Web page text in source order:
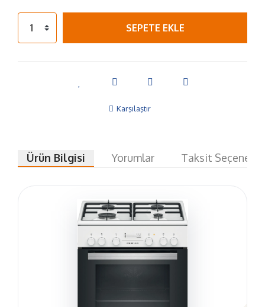
SEPETE EKLE
Karşılaştır
Ürün Bilgisi Yorumlar Taksit